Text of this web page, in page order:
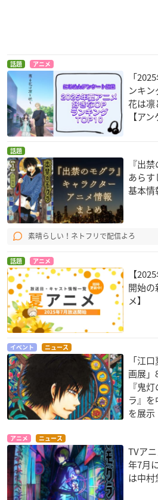
話題 アニメ
「
ンキ
花は凛
【ア
話題
『出
あら
基本情
素晴らしい！ネトフリで配信よろ
話題 アニメ
【
開始
メ】
イベント ニュース
「江
画展」
『鬼
ラ』
を展示
アニメ ニュース
TVア
年7月
は中村